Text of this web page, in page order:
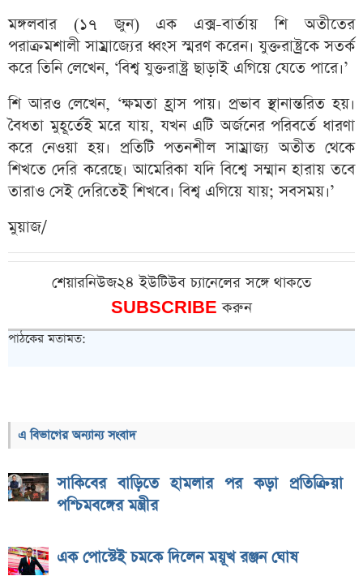
মঙ্গলবার (১৭ জুন) এক এক্স-বার্তায় শি অতীতের
পরাক্রমশালী সাম্রাজ্যের ধ্বংস স্মরণ করেন। যুক্তরাষ্ট্রকে সতর্ক
করে তিনি লেখেন, ‘বিশ্ব যুক্তরাষ্ট্র ছাড়াই এগিয়ে যেতে পারে।’
শি আরও লেখেন, ‘ক্ষমতা হ্রাস পায়। প্রভাব স্থানান্তরিত হয়।
বৈধতা মুহূর্তেই মরে যায়, যখন এটি অর্জনের পরিবর্তে ধারণা
করে নেওয়া হয়। প্রতিটি পতনশীল সাম্রাজ্য অতীত থেকে
শিখতে দেরি করেছে। আমেরিকা যদি বিশ্বে সম্মান হারায় তবে
তারাও সেই দেরিতেই শিখবে। বিশ্ব এগিয়ে যায়; সবসময়।’
মুয়াজ/
শেয়ারনিউজ২৪ ইউটিউব চ্যানেলের সঙ্গে থাকতে
SUBSCRIBEকরুন
পাঠকের মতামত:
এ বিভাগের অন্যান্য সংবাদ
সাকিবের বাড়িতে হামলার পর কড়া প্রতিক্রিয়া
পশ্চিমবঙ্গের মন্ত্রীর
এক পোস্টেই চমকে দিলেন ময়ূখ রঞ্জন ঘোষ